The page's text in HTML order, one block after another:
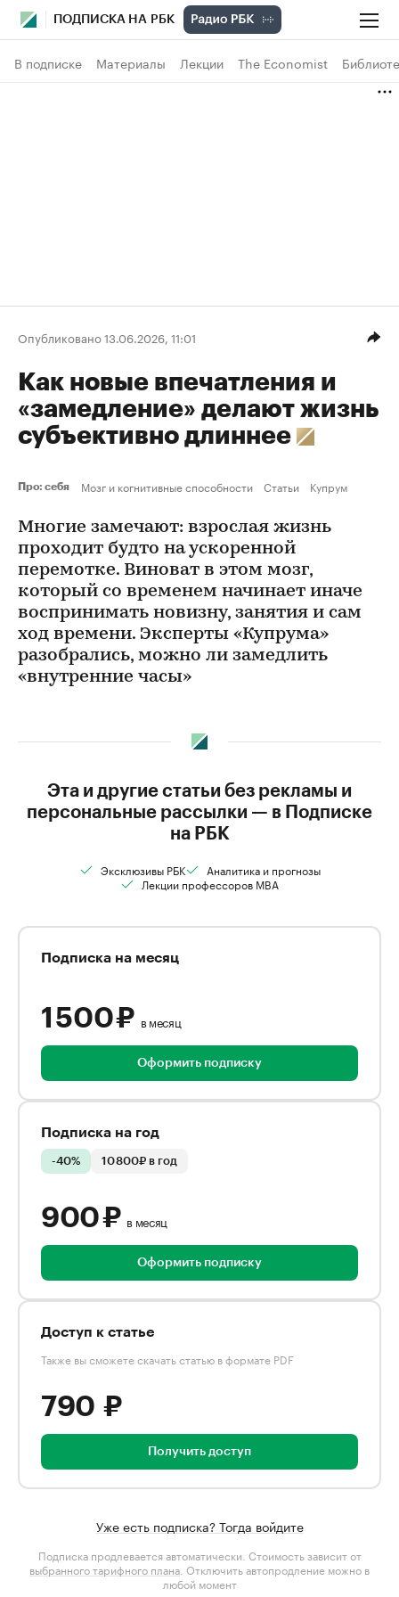
ПОДПИСКА НА РБК
В подписке Материалы Лекции The Economist
Опубликовано 13.06.2026, 11:01
Как новые впечатления и
«замедление» делают жизнь
субъективно длиннее
Про: себя Мозг и когнитивные способности Статьи Купрум
Многие замечают: взрослая жизнь
проходит будто на ускоренной
перемотке. Виноват в этом мозг,
который со временем начинает иначе
воспринимать новизну, занятия и сам
ход времени. Эксперты «Купрума»
разобрались, можно ли замедлить
«внутренние часы»
Эта и другие статьи без рекламы и
персональные рассылки — в Подписке
на РБК
Эксклюзивы РБК
Аналитика и прогнозы
Лекции профессоров MBA
Подписка на месяц
1 500 ₽ в месяц
Оформить подписку
Подписка на год
-40% 10 800₽ в год
900 ₽ в месяц
Оформить подписку
Доступ к статье
Также вы сможете скачать статью в формате PDF
790 ₽
Получить доступ
Уже есть подписка? Тогда войдите
Подписка продлевается автоматически. Стоимость зависит от
выбранного тарифного плана . Отключить автопродление можно в
любой момент